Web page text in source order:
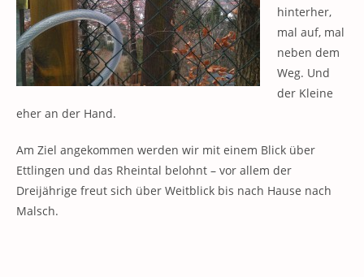
hinterher,
mal auf, mal
neben dem
Weg. Und
der Kleine
eher an der Hand.
Am Ziel angekommen werden wir mit einem Blick über
Ettlingen und das Rheintal belohnt – vor allem der
Dreijährige freut sich über Weitblick bis nach Hause nach
Malsch.